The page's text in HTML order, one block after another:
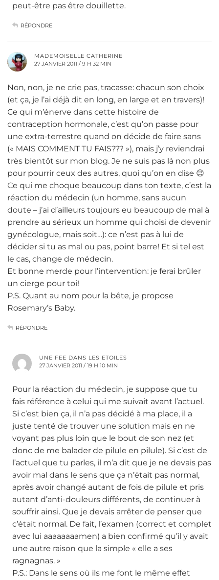
peut-être pas être douillette.
RÉPONDRE
MADEMOISELLE CATHERINE
27 JANVIER 2011 / 9 H 32 MIN
Non, non, je ne crie pas, tracasse: chacun son choix
(et ça, je l’ai déjà dit en long, en large et en travers)!
Ce qui m’énerve dans cette histoire de
contraception hormonale, c’est qu’on passe pour
une extra-terrestre quand on décide de faire sans
(« MAIS COMMENT TU FAIS??? »), mais j’y reviendrai
très bientôt sur mon blog. Je ne suis pas là non plus
pour pourrir ceux des autres, quoi qu’on en dise 😉
Ce qui me choque beaucoup dans ton texte, c’est la
réaction du médecin (un homme, sans aucun
doute – j’ai d’ailleurs toujours eu beaucoup de mal à
prendre au sérieux un homme qui choisi de devenir
gynécologue, mais soit…): ce n’est pas à lui de
décider si tu as mal ou pas, point barre! Et si tel est
le cas, change de médecin.
Et bonne merde pour l’intervention: je ferai brûler
un cierge pour toi!
P.S. Quant au nom pour la bête, je propose
Rosemary’s Baby.
RÉPONDRE
UNE FEE DANS LES ETOILES
27 JANVIER 2011 / 19 H 10 MIN
Pour la réaction du médecin, je suppose que tu
fais référence à celui qui me suivait avant l’actuel.
Si c’est bien ça, il n’a pas décidé à ma place, il a
juste tenté de trouver une solution mais en ne
voyant pas plus loin que le bout de son nez (et
donc de me balader de pilule en pilule). Si c’est de
l’actuel que tu parles, il m’a dit que je ne devais pas
avoir mal dans le sens que ça n’était pas normal,
après avoir changé autant de fois de pilule et pris
autant d’anti-douleurs différents, de continuer à
souffrir ainsi. Que je devais arrêter de penser que
c’était normal. De fait, l’examen (correct et complet
avec lui aaaaaaaamen) a bien confirmé qu’il y avait
une autre raison que la simple « elle a ses
ragnagnas. »
P.S.: Dans le sens où ils me font le même effet